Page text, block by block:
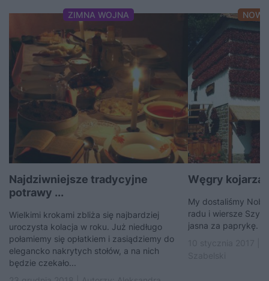
ZIMNA WOJNA
Najdziwniejsze tradycyjne
potrawy ...
Wielkimi krokami zbliża się najbardziej
uroczysta kolacja w roku. Już niedługo
połamiemy się opłatkiem i zasiądziemy do
elegancko nakrytych stołów, a na nich
będzie czekało...
Węgry kojarzą
My dostaliśmy
radu i wiersze
jasna za paprykę.